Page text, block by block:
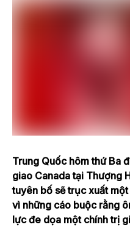
Trung Quốc hôm thứ Ba
giao Canada tại Thượng
tuyên bố sẽ trục xuất
vì những cáo buộc rằng
lực đe dọa một chính trị